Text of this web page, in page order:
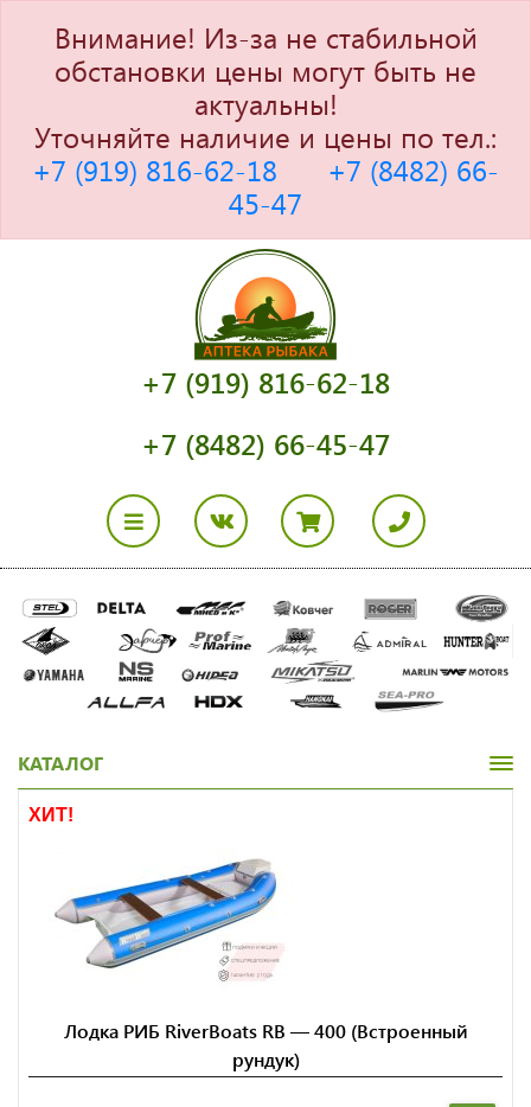
Внимание! Из-за не стабильной
обстановки цены могут быть не
актуальны!
Уточняйте наличие и цены по тел.:
+7 (919) 816-62-18
+7 (8482) 66-
45-47
+7 (919) 816-62-18
+7 (8482) 66-45-47
КАТАЛОГ
ХИТ!
Лодка РИБ RiverBoats RB — 400 (Встроенный
рундук)